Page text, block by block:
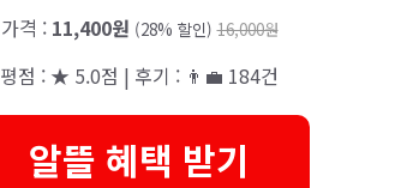
가격 : 11,400원 (28% 할인) 16,000원
평점 : ★ 5.0점 | 후기 : 👨‍💼 184건
알뜰 혜택 받기